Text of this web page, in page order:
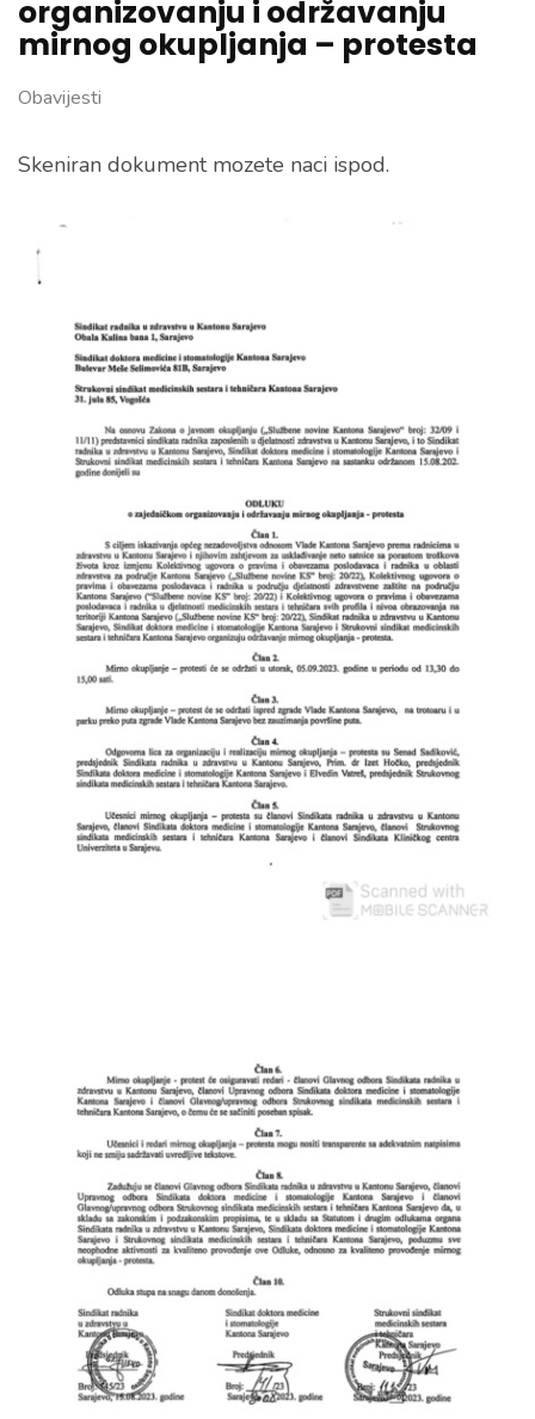
organizovanju i održavanju
mirnog okupljanja – protesta
Obavijesti
Skeniran dokument mozete naci ispod.